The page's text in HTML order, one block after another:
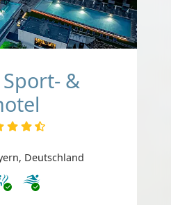
&
Deutschland